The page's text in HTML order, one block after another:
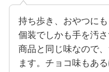
持ち歩き、おやつにも
個装でしかも手を汚
商品と同じ味なので
ます。チョコ味もあ